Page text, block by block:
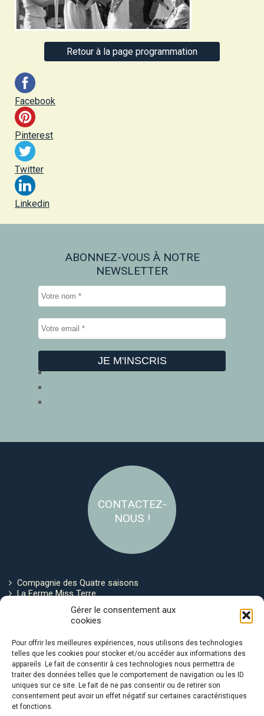
Gérer le consentement aux
cookies
Pour offrir les meilleures expériences, nous utilisons des technologies
telles que les cookies pour stocker et/ou accéder aux informations des
appareils. Le fait de consentir à ces technologies nous permettra de
traiter des données telles que le comportement de navigation ou les ID
uniques sur ce site. Le fait de ne pas consentir ou de retirer son
consentement peut avoir un effet négatif sur certaines caractéristiques
et fonctions.
Retour à la page programmation
Facebook
Pinterest
Twitter
Linkedin
ABONNEZ-VOUS À NOTRE
NEWSLETTER
CONTACTEZ-
NOUS !
Compagnie des Quatre saisons
La Ferme Miss Terre
Politique de cookies